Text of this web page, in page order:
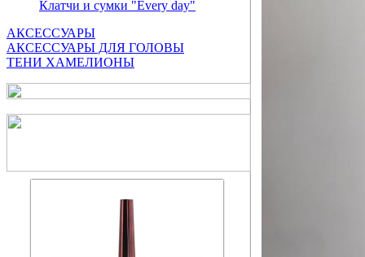
Клатчи и сумки "Every day"
АКСЕССУАРЫ
АКСЕССУАРЫ ДЛЯ ГОЛОВЫ
ТЕНИ ХАМЕЛИОНЫ